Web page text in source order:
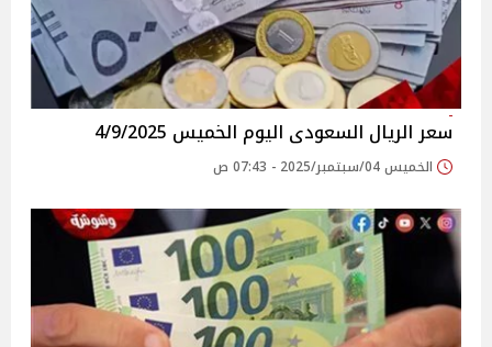
سعر الريال السعودى اليوم الخميس 4/9/2025
الخميس 04/سبتمبر/2025 - 07:43 ص